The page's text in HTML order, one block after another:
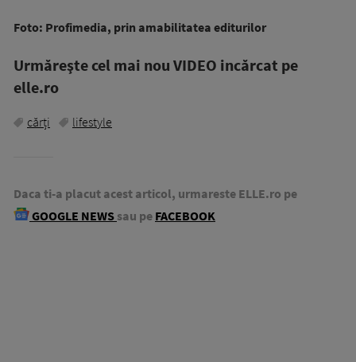
Foto: Profimedia, prin amabilitatea editurilor
Urmăreşte cel mai nou VIDEO incărcat pe
elle.ro
cărți lifestyle
Daca ti-a placut acest articol, urmareste ELLE.ro pe
GOOGLE NEWS sau pe FACEBOOK